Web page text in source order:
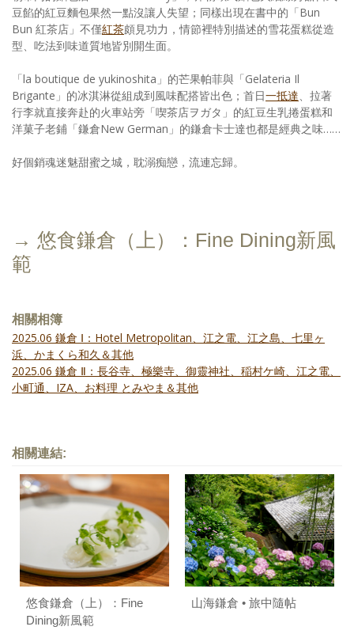
豆餡的紅豆麵包果然一點沒讓人失望；同樣出現在書中的「Bun
Bun 紅茶店」不僅紅茶頗見功力，情節裡特別描述的雪花蛋糕從造
型、吃法到味道質地皆別開生面。
「la boutique de yukinoshita」的芒果帕菲與「Gelateria Il
Brigante」的冰淇淋從組成到風味配搭皆出色；首日一抵達 、拉著
行李就直接奔赴的火車站旁「喫茶店ヲガタ」的紅豆生乳捲蛋糕和
洋菓子老鋪「鎌倉New German」的鎌倉卡士達也都是經典之味……
好個銷魂迷魅甜蜜之城，耽溺痴戀，流連忘歸。
→ 悠食鎌倉（上）：Fine Dining新風
範
相關相簿
2025.06 鎌倉 Ⅰ：Hotel Metropolitan、江之電、江之島、七里ヶ
浜、かまくら和久＆其他
2025.06 鎌倉 Ⅱ：長谷寺、極樂寺、御靈神社、稲村ケ崎、江之電、
小町通、IZA、お料理 とみやま＆其他
相關連結:
悠食鎌倉（上）：Fine
Dining新風範
山海鎌倉 • 旅中隨帖